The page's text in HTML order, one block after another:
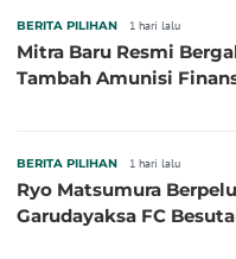
BERITA PILIHAN 1 hari lalu
Mitra Baru Resmi
Tambah Amunisi
BERITA PILIHAN 1 hari lalu
Ryo Matsumura
Garudayaksa FC